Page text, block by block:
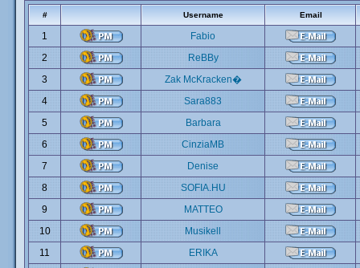
# Username Email
1
Fabio
2
ReBBy
3
Zak McKracken�
4
Sara883
5
Barbara
6
CinziaMB
7
Denise
8
SOFIA.HU
9
MATTEO
10
Musikell
11
ERIKA